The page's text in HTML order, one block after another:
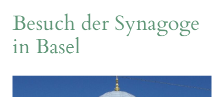
Besuch der Synagoge
in Basel